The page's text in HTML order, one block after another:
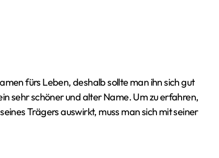
sehr schöner und alter Name. Um zu erfahren,
Trägers auswirkt, muss man sich mit seiner